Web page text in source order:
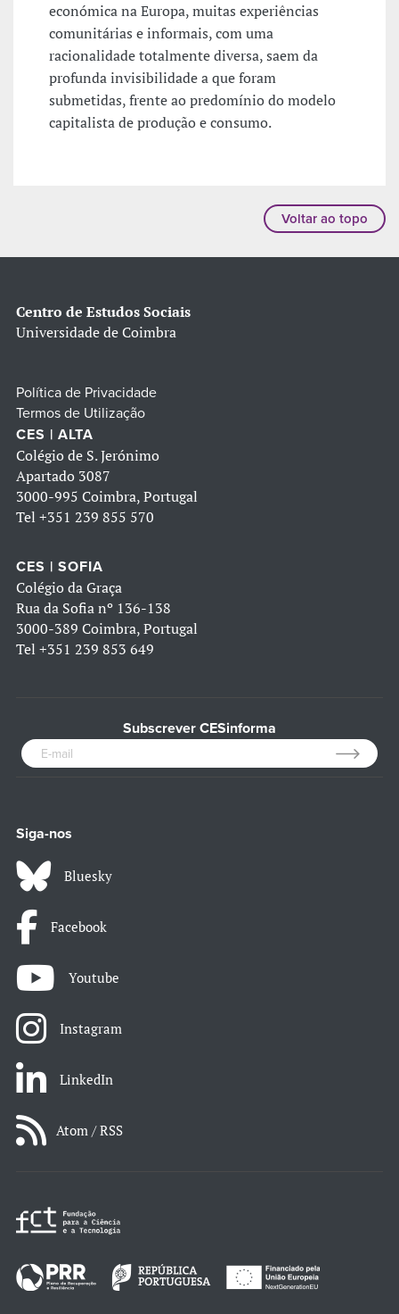
económica na Europa, muitas experiências
comunitárias e informais, com uma
racionalidade totalmente diversa, saem da
profunda invisibilidade a que foram
submetidas, frente ao predomínio do modelo
capitalista de produção e consumo.
Voltar ao topo
Centro de Estudos Sociais
Universidade de Coimbra
Política de Privacidade
Termos de Utilização
CES | ALTA
Colégio de S. Jerónimo
Apartado 3087
3000-995 Coimbra, Portugal
Tel +351 239 855 570
CES | SOFIA
Colégio da Graça
Rua da Sofia nº 136-138
3000-389 Coimbra, Portugal
Tel +351 239 853 649
Subscrever CESinforma
Siga-nos
Bluesky
Facebook
Youtube
Instagram
LinkedIn
Atom / RSS